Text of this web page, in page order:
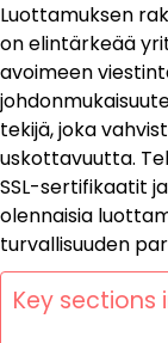
Luottamuksen
on elintärkeää
avoimeen
tekijä, joka
uskottavuutta.
SSL-sertifikaatit
olennaisia
turvallisuuden
Key sections